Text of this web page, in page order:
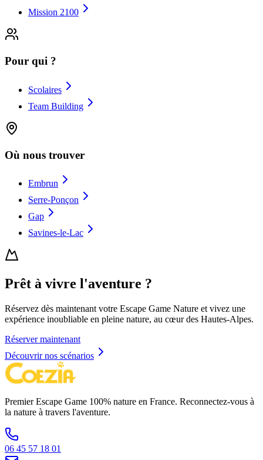
Mission 2100
Pour qui ?
Scolaires
Team Building
Où nous trouver
Embrun
Serre-Ponçon
Gap
Savines-le-Lac
Prêt à vivre l'aventure ?
Réservez dès maintenant votre Escape Game Nature et vivez une
expérience inoubliable en pleine nature, au cœur des Hautes-Alpes.
Réserver maintenant
Découvrir nos scénarios
Premier Escape Game 100% nature en France. Reconnectez-vous à
la nature à travers l'aventure.
06 45 57 18 01